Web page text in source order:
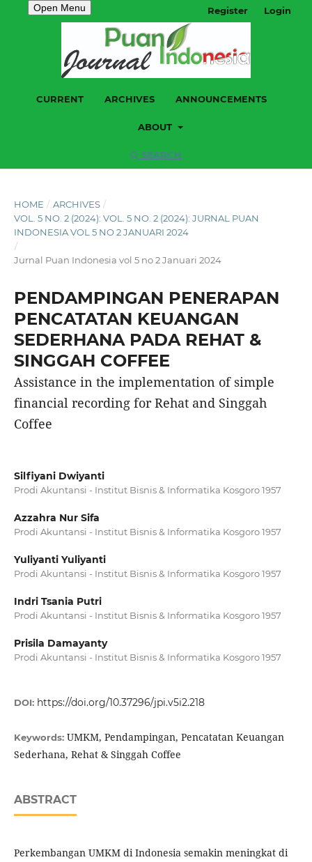
Open Menu
CURRENT ARCHIVES ANNOUNCEMENTS
ABOUT
SEARCH
Register Login
HOME / ARCHIVES /
VOL. 5 NO. 2 (2024): VOL. 5 NO. 2 (2024): JURNAL PUAN
INDONESIA VOL 5 NO 2 JANUARI 2024
/
Jurnal Puan Indonesia vol 5 no 2 Januari 2024
PENDAMPINGAN PENERAPAN
PENCATATAN KEUANGAN
SEDERHANA PADA REHAT &
SINGGAH COFFEE
Assistance in the implementation of simple
financial recording for Rehat and Singgah
Coffee
Silfiyani Dwiyanti
Prodi Akuntansi - Institut Bisnis & Informatika Kosgoro 1957
Azzahra Nur Sifa
Prodi Akuntansi - Institut Bisnis & Informatika Kosgoro 1957
Yuliyanti Yuliyanti
Prodi Akuntansi - Institut Bisnis & Informatika Kosgoro 1957
Indri Tsania Putri
Prodi Akuntansi - Institut Bisnis & Informatika Kosgoro 1957
Prisila Damayanty
Prodi Akuntansi - Institut Bisnis & Informatika Kosgoro 1957
DOI: https://doi.org/10.37296/jpi.v5i2.218
Keywords: UMKM, Pendampingan, Pencatatan Keuangan
Sederhana, Rehat & Singgah Coffee
ABSTRACT
Perkembangan UMKM di Indonesia semakin meningkat di